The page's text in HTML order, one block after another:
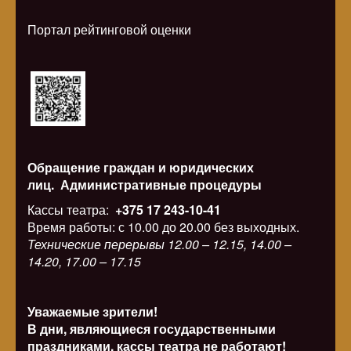
Портал рейтинговой оценки
Обращение граждан и юридических
лиц. Административные процедуры
Кассы театра: +375 17 243-10-41
Время работы: с 10.00 до 20.00 без выходных.
Технические перерывы 12.00 – 12.15, 14.00 –
14.20, 17.00 – 17.15
Уважаемые зрители!
В дни, являющиеся государственными
праздниками, кассы театра не работают!